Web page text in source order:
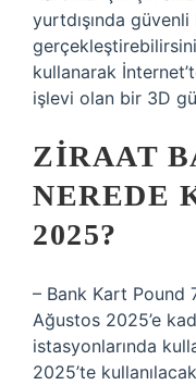
yurtdışında
kullanarak
işlevi olan bir 3D
ZIRAAT
NEREDE
2025?
– Bank Kart Pound
Ağustos 2025’e
istasyonlarında
2025’te